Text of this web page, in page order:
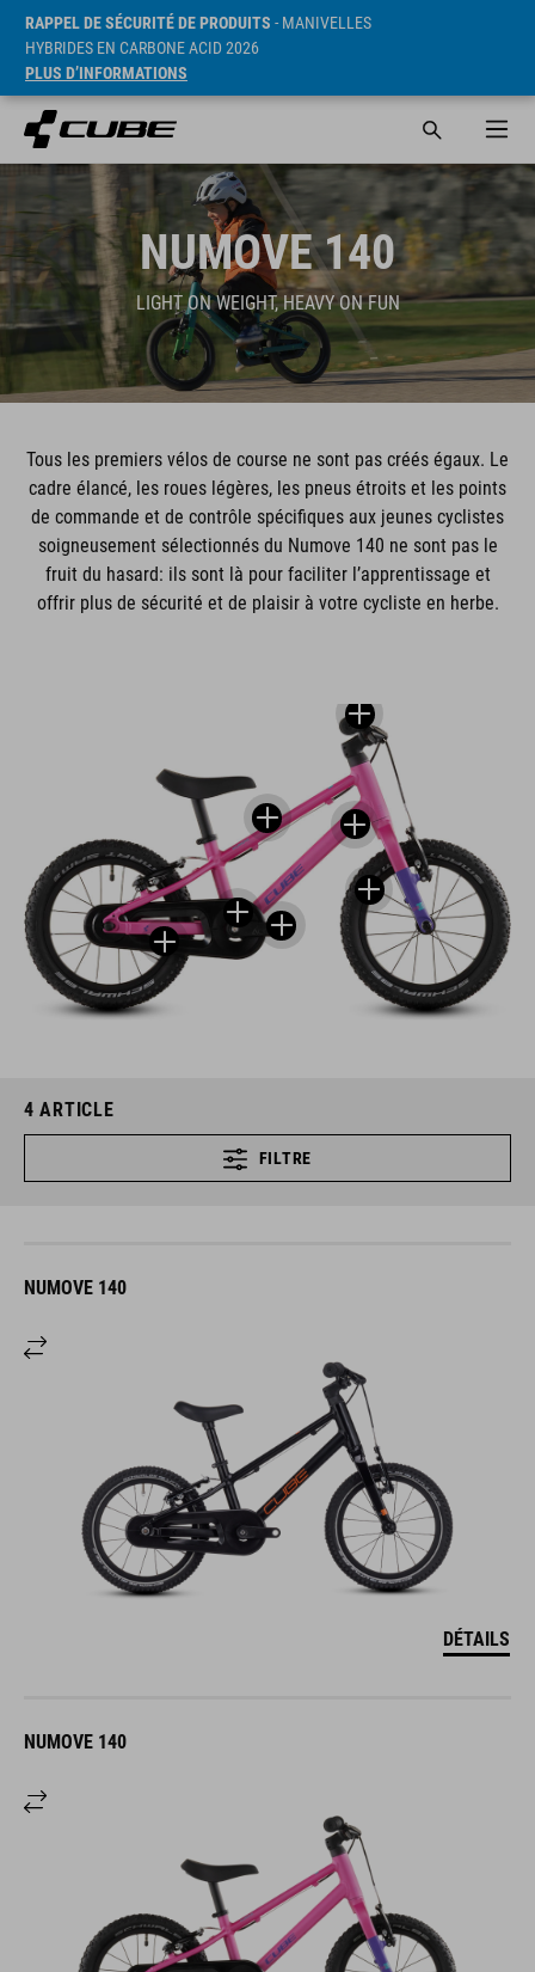
RAPPEL DE SÉCURITÉ DE PRODUITS - MANIVELLES
HYBRIDES EN CARBONE ACID 2026
PLUS D’INFORMATIONS
NUMOVE 140
LIGHT ON WEIGHT, HEAVY ON FUN
Tous les premiers vélos de course ne sont pas créés égaux. Le
cadre élancé, les roues légères, les pneus étroits et les points
de commande et de contrôle spécifiques aux jeunes cyclistes
soigneusement sélectionnés du Numove 140 ne sont pas le
fruit du hasard: ils sont là pour faciliter l’apprentissage et
offrir plus de sécurité et de plaisir à votre cycliste en herbe.
4 ARTICLE
FILTRE
NUMOVE 140
DÉTAILS
NUMOVE 140